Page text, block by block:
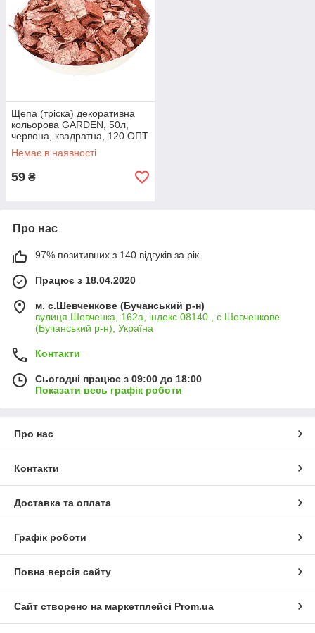
Щепа (тріска) декоративна
кольорова GARDEN, 50л,
червона, квадратна, 120 ОПТ
Немає в наявності
59 ₴
Про нас
97% позитивних з 140 відгуків за рік
Працює з 18.04.2020
м. с.Шевченкове (Бучанський р-н)
вулиця Шевченка, 162а, індекс 08140 , с.Шевченкове
(Бучанський р-н), Україна
Контакти
Сьогодні працює з 09:00 до 18:00
Показати весь графік роботи
Про нас
Контакти
Доставка та оплата
Графік роботи
Повна версія сайту
Сайт створено на маркетплейсі Prom.ua